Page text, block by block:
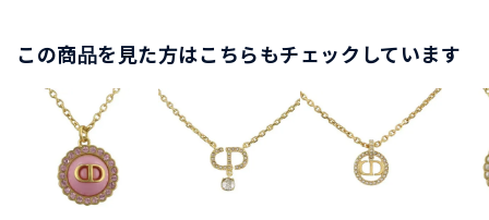
この商品を見た方はこちらもチェックしています